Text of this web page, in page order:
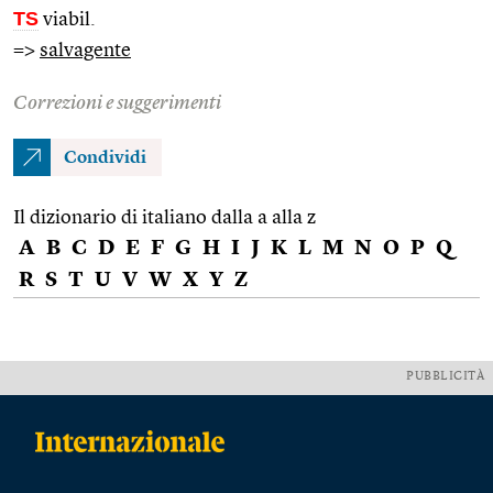
TS viabil.
=> salvagente
Correzioni e suggerimenti
Condividi
Il dizionario di italiano dalla a alla z
A B C D E F G H I J K L M N O P Q
R S T U V W X Y Z
PUBBLICITÀ